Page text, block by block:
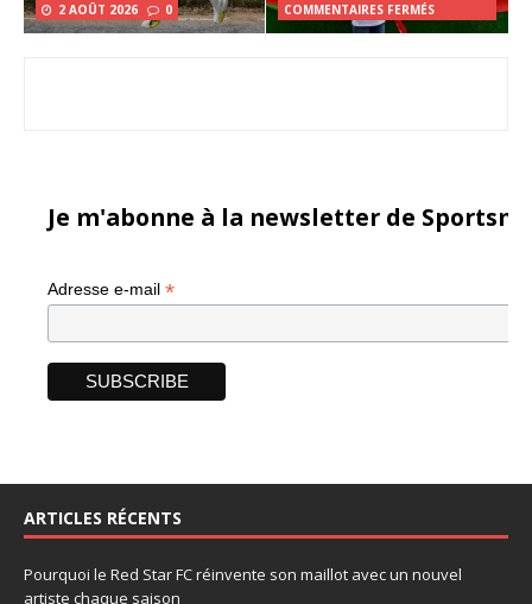
2 AOÛT 2026 0
COMMENTAIRES FERMÉS
Je m'abonne à la newsletter de
Adresse e-mail *
ARTICLES RÉCENTS
Pourquoi le Red Star FC réinvente son maillot avec un nouvel
artiste chaque saison